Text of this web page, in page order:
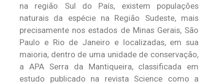
na região Sul do País, existem populações
naturais da espécie na Região Sudeste, mais
precisamente nos estados de Minas Gerais, São
Paulo e Rio de Janeiro e localizadas, em sua
maioria, dentro de uma unidade de conservação,
a APA Serra da Mantiqueira, classificada em
estudo publicado na revista Science como a